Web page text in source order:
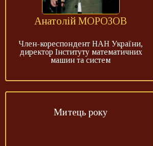
Анатолій МОРОЗОВ
Член-кореспондент НАН України,
директор Інституту математичних
машин та систем
Митець року